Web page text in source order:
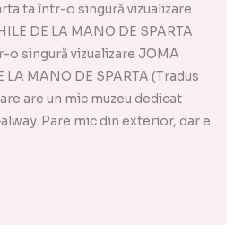
ta într-o singură vizualizare
DE LA MANO DE SPARTA
singură vizualizare JOMA
LA MANO DE SPARTA (Tradus
are un mic muzeu dedicat
Pare mic din exterior, dar e